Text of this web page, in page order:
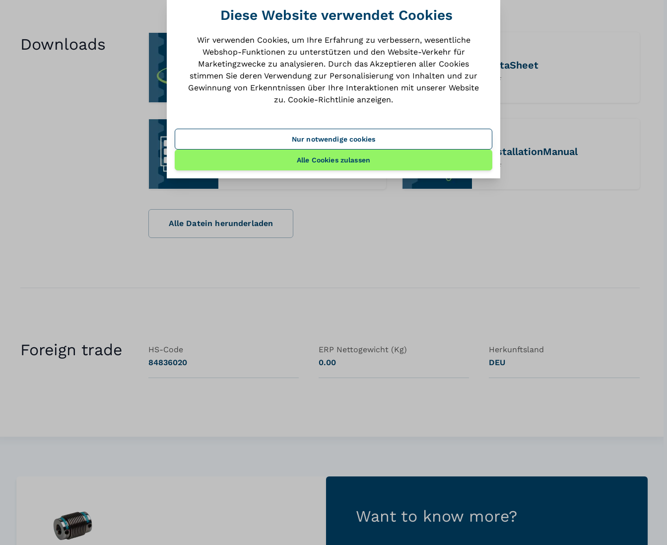
Downloads
3dfile
STP
dataSheet
PDF
brochure installationManual
PDF
Alle Datein herunderladen
Foreign trade
HS-Code
84836020
ERP Nettogewicht (Kg)
0.00
Herkunftsland
DEU
Want to know more?
Diese Website verwendet Cookies
Wir verwenden Cookies, um Ihre Erfahrung zu verbessern, wesentliche
Webshop-Funktionen zu unterstützen und den Website-Verkehr für
Marketingzwecke zu analysieren. Durch das Akzeptieren aller Cookies
stimmen Sie deren Verwendung zur Personalisierung von Inhalten und zur
Gewinnung von Erkenntnissen über Ihre Interaktionen mit unserer Website
zu. Cookie-Richtlinie anzeigen.
Nur notwendige cookies
Alle Cookies zulassen